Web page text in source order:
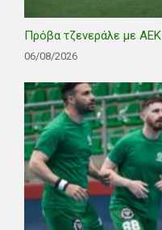
Πρόβα τζενεράλε με ΑΕΚ
06/08/2026